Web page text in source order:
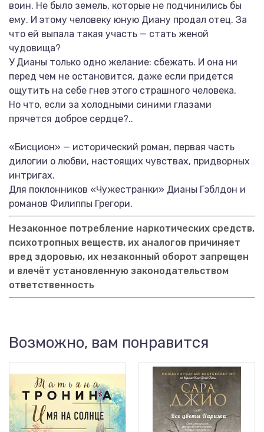
воин. Не было земель, которые не подчинились бы
ему. И этому человеку юную Диану продал отец. За
что ей выпала такая участь — стать женой
чудовища?
У Дианы только одно желание: сбежать. И она ни
перед чем не остановится, даже если придется
ощутить на себе гнев этого страшного человека.
Но что, если за холодными синими глазами
прячется доброе сердце?..
«Бисцион» — исторический роман, первая часть
дилогии о любви, настоящих чувствах, придворных
интригах.
Для поклонников «Чужестранки» Дианы Гэблдон и
романов Филиппы Грегори.
Незаконное потребление наркотических средств,
психотропных веществ, их аналогов причиняет
вред здоровью, их незаконный оборот запрещен
и влечёт установленную законодательством
ответственность
Возможно, вам понравится